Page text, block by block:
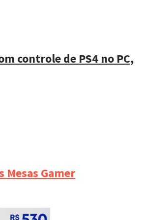
controle de PS4 no PC,
Mesas Gamer